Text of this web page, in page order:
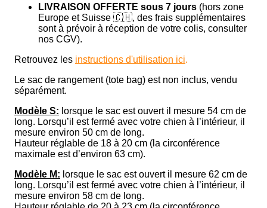
LIVRAISON OFFERTE sous 7 jours (hors zone
Europe et Suisse 🇨🇭, des frais supplémentaires
sont à prévoir à réception de votre colis, consulter
nos CGV).
Retrouvez les instructions d'utilisation ici.
Le sac de rangement (tote bag) est non inclus, vendu
séparément.
Modèle S: lorsque le sac est ouvert il mesure 54 cm de
long. Lorsqu’il est fermé avec votre chien à l’intérieur, il
mesure environ 50 cm de long.
Hauteur réglable de 18 à 20 cm (la circonférence
maximale est d’environ 63 cm).
Modèle M: lorsque le sac est ouvert il mesure 62 cm de
long. Lorsqu’il est fermé avec votre chien à l’intérieur, il
mesure environ 58 cm de long.